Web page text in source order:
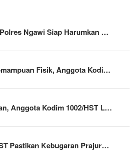
Ngawi Siap Harumkan …
Fisik, Anggota Kodi…
Anggota Kodim 1002/HST L…
Pastikan Kebugaran Prajur…